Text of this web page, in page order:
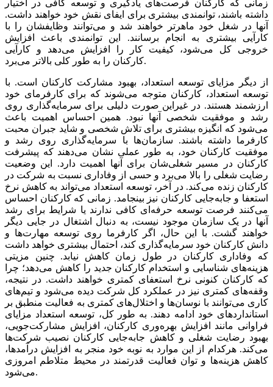
زمانی که کارکنان فرصت‌‌‌های یادگیری و توسعه کافی در اختیار
داشته باشند، توانمندی بیشتری برای ایفای نقش خود خواهند داشت.
آنها در شغل خود ماهرتر خواهند شد و می‌‌‌توانند وظایفشان را با
کارآیی بیشتری به انجام برسانند. این توانمندی باعث افزایش
خروجی کل می‌شود، کیفیت کار را افزایش می‌‌‌دهد و کارآیی
کارکنان را به طور کلی بالاتر می‌‌‌برد.
از دیگر مزایای توسعه استعداد، بهبود مشارکت کارکنان است. با
توسعه استعداد، کارکنان متوجه می‌‌‌شوند که برای کارفرمای خود
ارزشمند هستند. در غیر‌‌‌این ‌‌‌صورت دلیلی برای سرمایه‌‌‌گذاری روی
رشد و موفقیت شخصی آنها نبود. همین احساس اهمیت باعث
می‌شود که انگیزه بیشتری برای تلاش شخصی و شاید جبران محبت
کارفرما داشته باشند. سازمان‌‌‌ها با سرمایه‌‌‌گذاری روی رشد و
موفقیت کارکنان خود، به طور عملی نشان می‌‌‌دهند که پیشرفت
کارکنان در مسیر شغلی‌‌‌شان برای آنها اهمیت دارد. این وضعیت
رضایت شغلی را بالا می‌‌‌برد و حسی از وفاداری نسبت به شرکت در
کارکنان زنده می‌‌‌کند. در آخر، توسعه استعداد می‌‌‌تواند به کاهش نرخ
استعفا و جابه‌‌‌جایی کارکنان نیز بینجامد. زمانی که کارکنان احساس
می‌‌‌کنند فرصت توسعه حرفه‌‌‌ای کافی ندارند یا شرایط برای رشد
آنها در یک سازمان موجود نیست، به دنبال اشتغال در جایی دیگر
خواهند گشت. با این حال، اگر کارفرما روی توسعه مهارت‌‌‌ها و
دانش کارکنان خود سرمایه‌‌‌گذاری کند، احتمال بیشتری خواهد داشت
که وفاداری کارکنان در طول زمان کاهش نیابد. چنین مزیتی
هزینه‌‌‌های شناسایی و استخدام کارکنان جدید را کاهش می‌‌‌دهد؛ چرا
که کارکنان کنونی نرخ استعفای کمتری خواهند داشت. در نتیجه،
وقفه‌‌‌های کمتری نیز در عملکرد کل شرکت دیده می‌شود و تیم‌‌‌های
کاری می‌‌‌توانند با نوسان‌‌‌ها و اختلال‌‌‌های کمتری به فعالیت منطبق بر
استانداردهای خود ادامه دهند. به طور کل، توسعه استعداد مزایای
فراوانی مانند افزایش بهره‌‌‌وری کارکنان، افزایش مشارکت‌‌‌جویی،
بهبود رضایت شغلی و کاهش جابه‌‌‌جایی کارکنان نصیب شرکت‌ها
می‌‌‌کند. هرکدام از این موارد به نوبه خود منجر به افزایش درآمدها،
کاهش هزینه‌‌‌ها و توان فعالیت قدرتمند در محیط متلاطم امروزی
می‌‌‌شود.